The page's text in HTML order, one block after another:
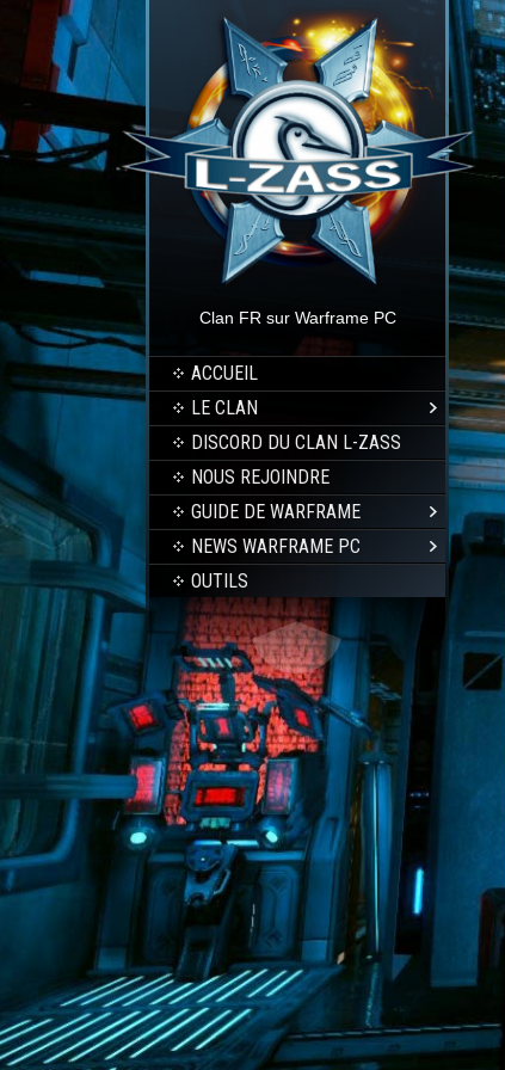
Clan FR sur Warframe PC
ACCUEIL
LE CLAN
DISCORD DU CLAN L-ZASS
NOUS REJOINDRE
GUIDE DE WARFRAME
NEWS WARFRAME PC
OUTILS